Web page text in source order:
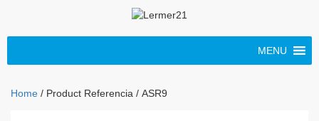
MENU
Home / Product Referencia / ASR9